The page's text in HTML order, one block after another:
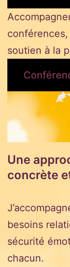
soutien à la
Une
concrète
besoins
sécurité
chacun.